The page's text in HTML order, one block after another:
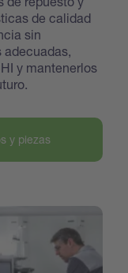
de calidad
sin
y mantenerlos
y piezas